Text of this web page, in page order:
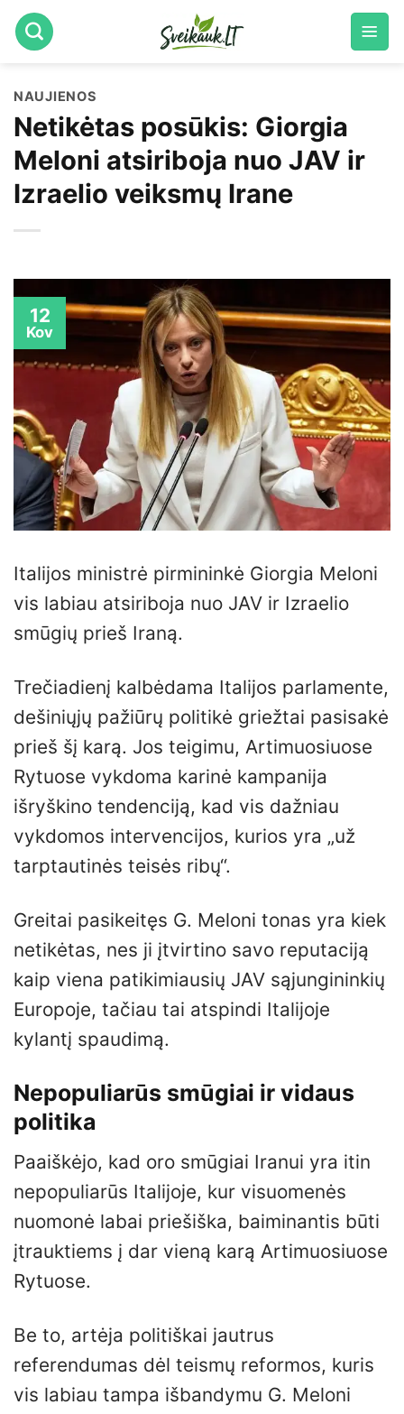
Skip
to
NAUJIENOS
Netikėtas posūkis: Giorgia
Meloni atsiriboja nuo JAV ir
Izraelio veiksmų Irane
12
Kov
Italijos ministrė pirmininkė Giorgia Meloni
vis labiau atsiriboja nuo JAV ir Izraelio
smūgių prieš Iraną.
Trečiadienį kalbėdama Italijos parlamente,
dešiniųjų pažiūrų politikė griežtai pasisakė
prieš šį karą. Jos teigimu, Artimuosiuose
Rytuose vykdoma karinė kampanija
išryškino tendenciją, kad vis dažniau
vykdomos intervencijos, kurios yra „už
tarptautinės teisės ribų“.
Greitai pasikeitęs G. Meloni tonas yra kiek
netikėtas, nes ji įtvirtino savo reputaciją
kaip viena patikimiausių JAV sąjungininkių
Europoje, tačiau tai atspindi Italijoje
kylantį spaudimą.
Nepopuliarūs smūgiai ir vidaus
politika
Paaiškėjo, kad oro smūgiai Iranui yra itin
nepopuliarūs Italijoje, kur visuomenės
nuomonė labai priešiška, baiminantis būti
įtrauktiems į dar vieną karą Artimuosiuose
Rytuose.
Be to, artėja politiškai jautrus
referendumas dėl teismų reformos, kuris
vis labiau tampa išbandymu G. Meloni